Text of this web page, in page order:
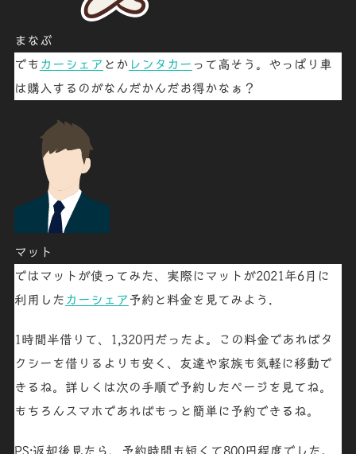
まなぶ
でも カーシェア とか レンタカー って高そう。やっぱり車
は購入するのがなんだかんだお得かなぁ？
マット
ではマットが使ってみた、実際にマットが2021年6月に
利用した カーシェア 予約と料金を見てみよう.
1時間半借りて、1,320円だったよ。この料金であればタ
クシーを借りるよりも安く、友達や家族も気軽に移動で
きるね。詳しくは次の手順で予約したページを見てね。
もちろんスマホであればもっと簡単に予約できるね。
PS:返却後見たら、 予約時間も短くて800円程度 でした。